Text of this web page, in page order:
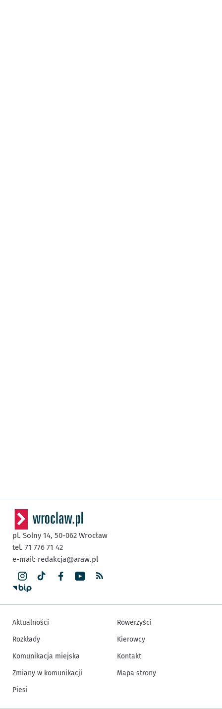
pl. Solny 14, 50-062 Wrocław
tel. 71 776 71 42
e-mail: redakcja@araw.pl
Aktualności
Rozkłady
Komunikacja miejska
Zmiany w komunikacji
Piesi
Rowerzyści
Kierowcy
Kontakt
Mapa strony